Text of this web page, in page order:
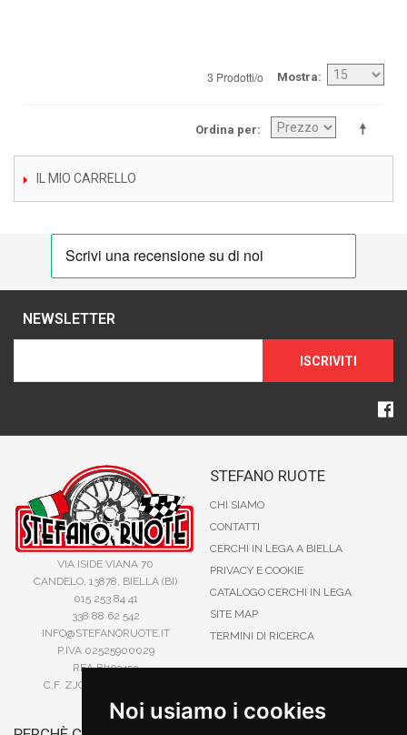
Noi usiamo i cookies
3 Prodotti/o Mostra
Ordina per
IL MIO CARRELLO
NEWSLETTER
ISCRIVITI
VIA ISIDE VIANA 70
CANDELO, 13878, BIELLA (BI)
015 253 84 41
338 88 62 542
INFO@STEFANORUOTE.IT
P.IVA 02525900029
REA BI193453
C.F. ZJOSFN73H14A859X
STEFANO RUOTE
CHI SIAMO
CONTATTI
CERCHI IN LEGA A BIELLA
PRIVACY E COOKIE
CATALOGO CERCHI IN LEGA
SITE MAP
TERMINI DI RICERCA